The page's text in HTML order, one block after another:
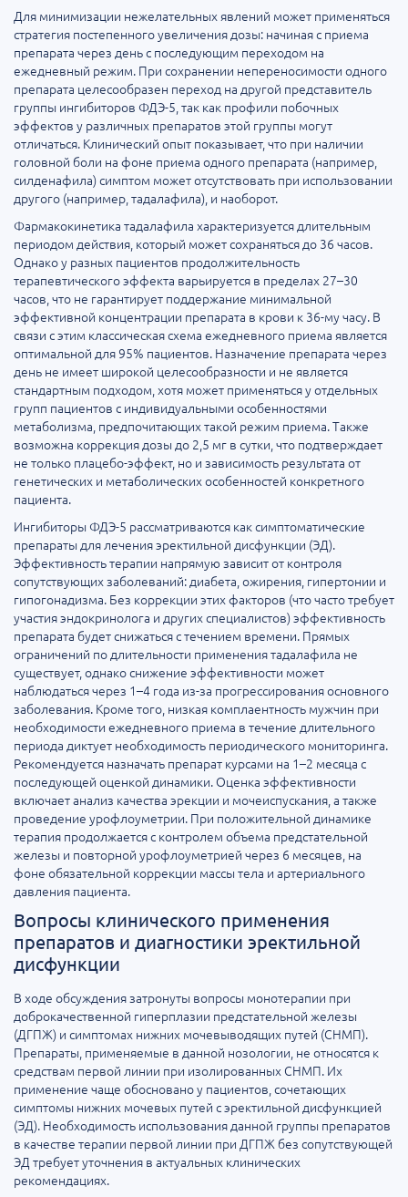
Для минимизации нежелательных явлений может применяться
стратегия постепенного увеличения дозы: начиная с приема
препарата через день с последующим переходом на
ежедневный режим. При сохранении непереносимости одного
препарата целесообразен переход на другой представитель
группы ингибиторов ФДЭ-5, так как профили побочных
эффектов у различных препаратов этой группы могут
отличаться. Клинический опыт показывает, что при наличии
головной боли на фоне приема одного препарата (например,
силденафила) симптом может отсутствовать при использовании
другого (например, тадалафила), и наоборот.
Фармакокинетика тадалафила характеризуется длительным
периодом действия, который может сохраняться до 36 часов.
Однако у разных пациентов продолжительность
терапевтического эффекта варьируется в пределах 27–30
часов, что не гарантирует поддержание минимальной
эффективной концентрации препарата в крови к 36-му часу. В
связи с этим классическая схема ежедневного приема является
оптимальной для 95% пациентов. Назначение препарата через
день не имеет широкой целесообразности и не является
стандартным подходом, хотя может применяться у отдельных
групп пациентов с индивидуальными особенностями
метаболизма, предпочитающих такой режим приема. Также
возможна коррекция дозы до 2,5 мг в сутки, что подтверждает
не только плацебо-эффект, но и зависимость результата от
генетических и метаболических особенностей конкретного
пациента.
Ингибиторы ФДЭ-5 рассматриваются как симптоматические
препараты для лечения эректильной дисфункции (ЭД).
Эффективность терапии напрямую зависит от контроля
сопутствующих заболеваний: диабета, ожирения, гипертонии и
гипогонадизма. Без коррекции этих факторов (что часто требует
участия эндокринолога и других специалистов) эффективность
препарата будет снижаться с течением времени. Прямых
ограничений по длительности применения тадалафила не
существует, однако снижение эффективности может
наблюдаться через 1–4 года из-за прогрессирования основного
заболевания. Кроме того, низкая комплаентность мужчин при
необходимости ежедневного приема в течение длительного
периода диктует необходимость периодического мониторинга.
Рекомендуется назначать препарат курсами на 1–2 месяца с
последующей оценкой динамики. Оценка эффективности
включает анализ качества эрекции и мочеиспускания, а также
проведение урофлоуметрии. При положительной динамике
терапия продолжается с контролем объема предстательной
железы и повторной урофлоуметрией через 6 месяцев, на
фоне обязательной коррекции массы тела и артериального
давления пациента.
Вопросы клинического применения
препаратов и диагностики эректильной
дисфункции
В ходе обсуждения затронуты вопросы монотерапии при
доброкачественной гиперплазии предстательной железы
(ДГПЖ) и симптомах нижних мочевыводящих путей (СНМП).
Препараты, применяемые в данной нозологии, не относятся к
средствам первой линии при изолированных СНМП. Их
применение чаще обосновано у пациентов, сочетающих
симптомы нижних мочевых путей с эректильной дисфункцией
(ЭД). Необходимость использования данной группы препаратов
в качестве терапии первой линии при ДГПЖ без сопутствующей
ЭД требует уточнения в актуальных клинических
рекомендациях.